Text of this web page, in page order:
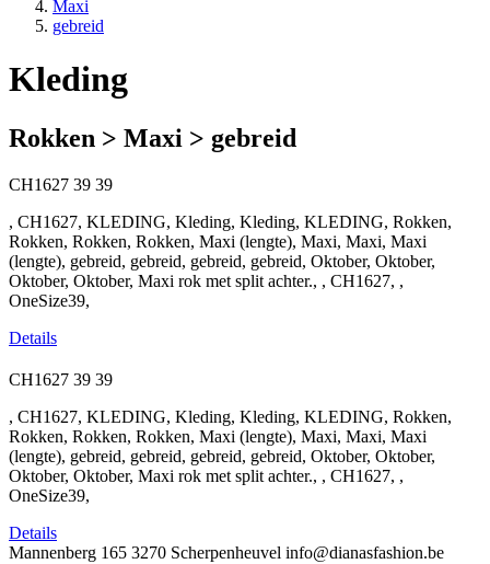
Maxi
gebreid
Kleding
Rokken > Maxi > gebreid
CH1627 39 39
, CH1627, KLEDING, Kleding, Kleding, KLEDING, Rokken,
Rokken, Rokken, Rokken, Maxi (lengte), Maxi, Maxi, Maxi
(lengte), gebreid, gebreid, gebreid, gebreid, Oktober, Oktober,
Oktober, Oktober, Maxi rok met split achter., , CH1627, ,
OneSize39,
Details
CH1627 39 39
, CH1627, KLEDING, Kleding, Kleding, KLEDING, Rokken,
Rokken, Rokken, Rokken, Maxi (lengte), Maxi, Maxi, Maxi
(lengte), gebreid, gebreid, gebreid, gebreid, Oktober, Oktober,
Oktober, Oktober, Maxi rok met split achter., , CH1627, ,
OneSize39,
Details
Mannenberg 165 3270 Scherpenheuvel info@dianasfashion.be